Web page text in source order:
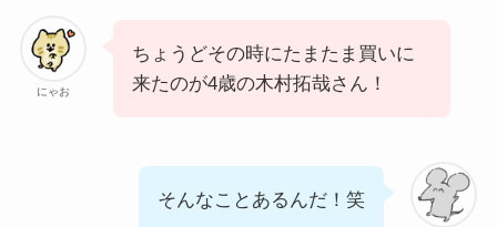
にゃお
ちょうどその時にたまたま買いに
来たのが4歳の木村拓哉さん！
そんなことあるんだ！笑